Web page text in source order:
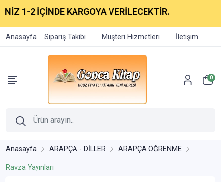
1-2 İÇİNDE KARGOYA VERİLECEKTİR.
Anasayfa Sipariş Takibi Müşteri Hizmetleri İletişim
0
Anasayfa ARAPÇA - DİLLER ARAPÇA ÖĞRENME
Ravza Yayınları